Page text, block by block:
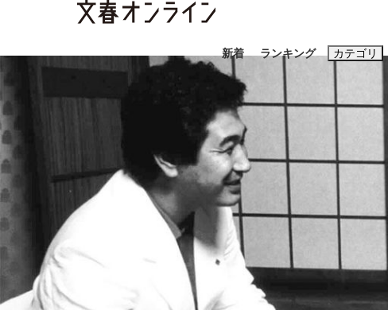
新着 ランキング カテゴリ
スクープ
「90%は失敗する。でも…」本田圭佑が初めて明
終戦から81年
おすすめのキーワ
#藤田晋 #三山凌輝
#玉木雄一郎
#亀